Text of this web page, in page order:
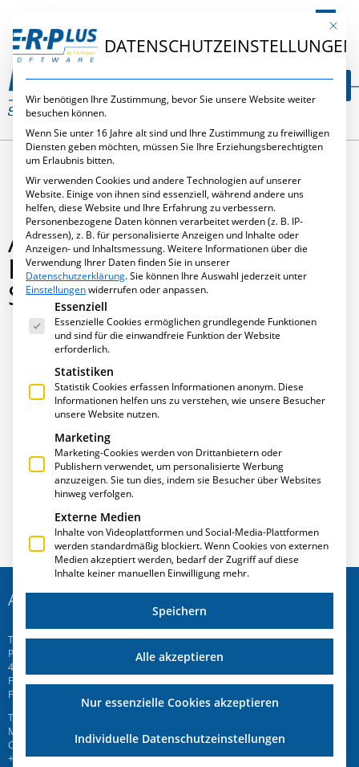
DE
ANWENDERBERICHT –
DURCHSCHAUBARE
SPEZIALLÖSUNGEN
Anwenderbericht – Durchschaubare Speziallösungen
Apr. 2008
ADRESSE
T.A.Project GmbH
Prinz-Friedrich-Str. 28 C
45257 Essen
Fon+49 201 946 005 7-0
Fax +49 201 946 005 7-50
T.A.Project Swiss AG
Mattenweg 6
CH-5504 Othmarsingen
+41 58 510 72 00
Mit
DATENSCHUTZEINSTELLUNGEN
Wir benötigen Ihre Zustimmung, bevor Sie unsere Website weiter
besuchen können.
Wenn Sie unter 16 Jahre alt sind und Ihre Zustimmung zu freiwilligen
Diensten geben möchten, müssen Sie Ihre Erziehungsberechtigten
um Erlaubnis bitten.
Wir verwenden Cookies und andere Technologien auf unserer
Website. Einige von ihnen sind essenziell, während andere uns
helfen, diese Website und Ihre Erfahrung zu verbessern.
Personenbezogene Daten können verarbeitet werden (z. B. IP-
Adressen), z. B. für personalisierte Anzeigen und Inhalte oder
Anzeigen- und Inhaltsmessung.Weitere Informationen über die
Verwendung Ihrer Daten finden Sie in unserer
Datenschutzerklärung.Sie können Ihre Auswahl jederzeit unter
Einstellungenwiderrufen oder anpassen.
Es folgt eine Liste der Service-Gruppen, für die eine
Essenziell
Essenzielle Cookies ermöglichen grundlegende Funktionen
und sind für die einwandfreie Funktion der Website
erforderlich.
Statistiken
Statistik Cookies erfassen Informationen anonym. Diese
Informationen helfen uns zu verstehen, wie unsere Besucher
unsere Website nutzen.
Marketing
Marketing-Cookies werden von Drittanbietern oder
Publishern verwendet, um personalisierte Werbung
anzuzeigen. Sie tun dies, indem sie Besucher über Websites
hinweg verfolgen.
Externe Medien
Inhalte von Videoplattformen und Social-Media-Plattformen
werden standardmäßig blockiert. Wenn Cookies von externen
Medien akzeptiert werden, bedarf der Zugriff auf diese
Inhalte keiner manuellen Einwilligung mehr.
Speichern
Alle akzeptieren
Nur essenzielle Cookies akzeptieren
Individuelle Datenschutzeinstellungen